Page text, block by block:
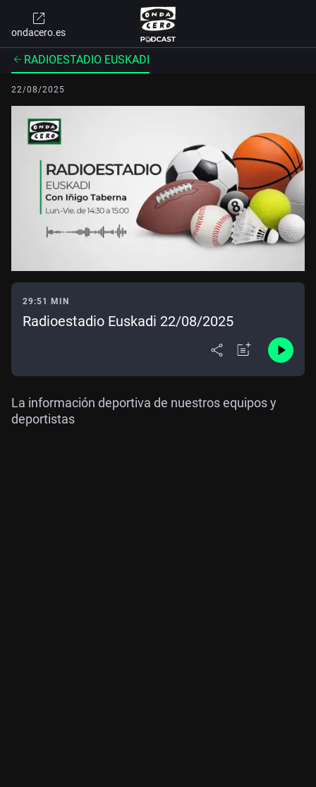
ondacero.es
RADIOESTADIO EUSKADI
22/08/2025
29:51 MIN
Radioestadio Euskadi 22/08/2025
La información deportiva de nuestros equipos y
deportistas